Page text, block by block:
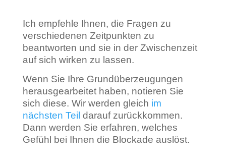
Ich empfehle Ihnen, die Fragen zu
verschiedenen Zeitpunkten zu
beantworten und sie in der Zwischenzeit
auf sich wirken zu lassen.
Wenn Sie Ihre Grundüberzeugungen
herausgearbeitet haben, notieren Sie
sich diese. Wir werden gleich im
nächsten Teil darauf zurückkommen.
Dann werden Sie erfahren, welches
Gefühl bei Ihnen die Blockade auslöst.